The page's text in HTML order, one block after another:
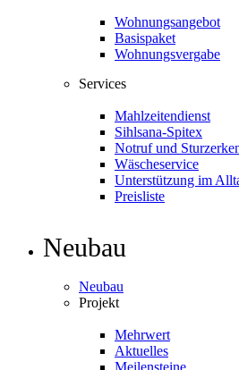
Wohnungsangebot
Basispaket
Wohnungsvergabe
Services
Mahlzeitendienst
Sihlsana-Spitex
Notruf und
Wäscheservice
Unterstützung im
Preisliste
Neubau
Neubau
Projekt
Mehrwert
Aktuelles
Meilensteine